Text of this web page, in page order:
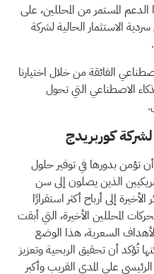
المستمر من المحللين، على
الاستثمار الحالية لشركة
الفائقة من خلال اختيارنا
التي تحول
كوربريدج
تؤمن بدورها في توفير حلول
الذين يصلون إلى سن
إلى أرباح أكثر استقرارًا
المحللين الأخيرة، التي أبقت
السعرية، هذا الوضع
تُؤكد أن تحقيق الربحية وتعزيز
الرئيسي على المدى القريب وأكبر